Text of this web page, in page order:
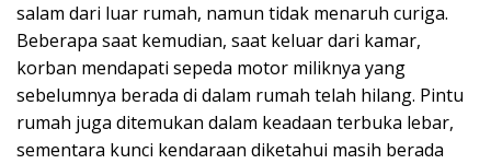
salam dari luar rumah, namun tidak menaruh curiga.
Beberapa saat kemudian, saat keluar dari kamar,
korban mendapati sepeda motor miliknya yang
sebelumnya berada di dalam rumah telah hilang. Pintu
rumah juga ditemukan dalam keadaan terbuka lebar,
sementara kunci kendaraan diketahui masih berada